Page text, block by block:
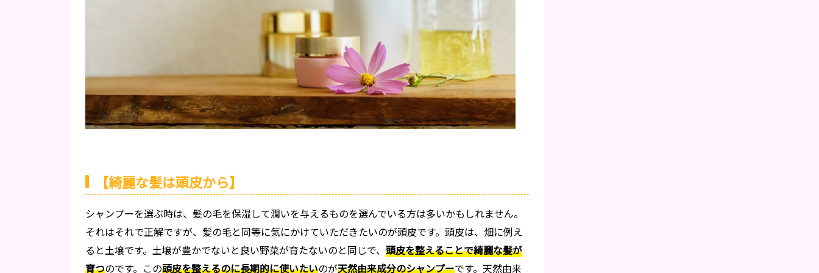
【綺麗な髪は頭皮から】
シャンプーを選ぶ時は、髪の毛を保湿して潤いを与えるものを選んでいる方は多いかもしれません。
それはそれで正解ですが、髪の毛と同等に気にかけていただきたいのが頭皮です。頭皮は、畑に例え
ると土壌です。土壌が豊かでないと良い野菜が育たないのと同じで、 頭皮を整えることで綺麗な髪が
育つのです。この頭皮を整えるのに長期的に使いたいのが天然由来成分のシャンプーです。天然由来